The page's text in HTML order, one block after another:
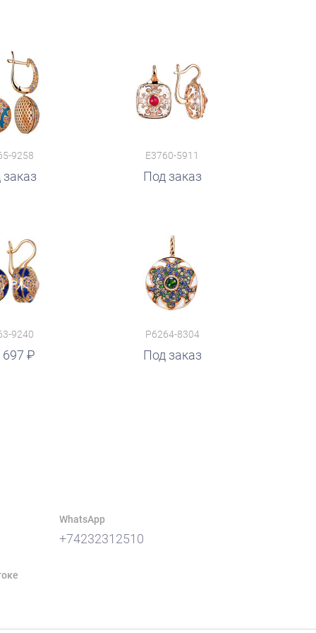
9258 E3760-5911
Под заказ
9240
697
P6264-8304
Под заказ
WhatsApp
+74232312510